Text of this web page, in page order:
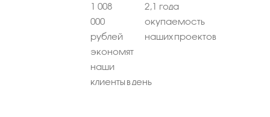
1 008
000
рублей
экономят
наши
клиенты в день
2,1 года
окупаемость
наших проектов